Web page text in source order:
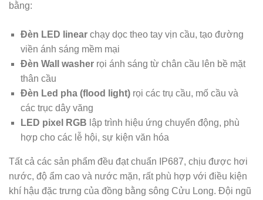
bằng:
Đèn LED linear chạy dọc theo tay vịn cầu, tạo đường
viền ánh sáng mềm mại
Đèn Wall washer rọi ánh sáng từ chân cầu lên bề mặt
thân cầu
Đèn Led pha (flood light) rọi các trụ cầu, mố cầu và
các trục dây văng
LED pixel RGB lập trình hiệu ứng chuyển động, phù
hợp cho các lễ hội, sự kiện văn hóa
Tất cả các sản phẩm đều đạt chuẩn IP687, chịu được hơi
nước, độ ẩm cao và nước mặn, rất phù hợp với điều kiện
khí hậu đặc trưng của đồng bằng sông Cửu Long. Đội ngũ